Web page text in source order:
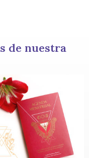
de nuestra